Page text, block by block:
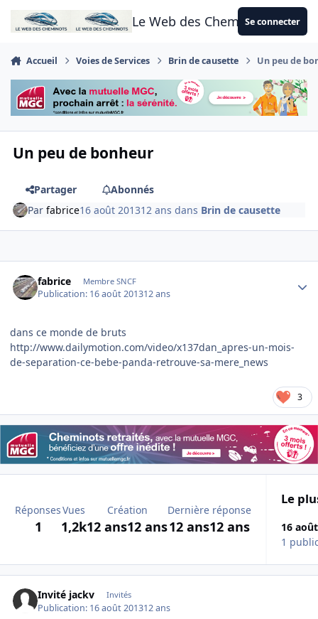
Aller au contenu
Le Web des CheminotsSe connecter
Accueil Voies de Services Brin de causette Un peu de
Un peu de bonheur
Partager
Abonnés
Parfabrice16 août 201312 ans dans Brin de causette
fabrice Membre SNCF
Publication: 16 août 201312 ans
dans ce monde de bruts
http://www.dailymotion.com/video/x137dan_apres-un-mois-
de-separation-ce-bebe-panda-retrouve-sa-mere_news
3
Réponses
1
Vues
1,2k
Création
12 ans12 ans
Dernière réponse
12 ans12 ans
Le
16
1
Invité jackv Invités
Publication: 16 août 201312 ans